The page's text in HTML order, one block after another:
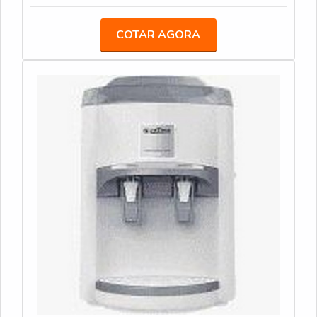
de atuação.Quando a procura é por filtro de água
atingirá excelente custo-benefício com assessoria
técnica especializada.DIFERENCIAIS
IMPORTANTES DE FILTRO DE ÁGUA QUENTEA
Veneza Filtros foca sua energia em produzir um
estrutura para os parceiros com escritório de alta
qualidade onde são realizadas as atividades e
estrutura suficiente para atender todas as
demandas, tudo isso para que se tenha filtro de
água quente com ótima qualidade.Há muitas
maneiras eficientes de demonstrar competência e
excelência em sua área de atuação. A Veneza Filtros
se mostra referência por ter: Soluções para quem
busca a melhor qualidade para a sua água;
Atendimento de forma personalizada para cada
cliente.Não obstante, quando falamos em filtro de
COTAR AGORA